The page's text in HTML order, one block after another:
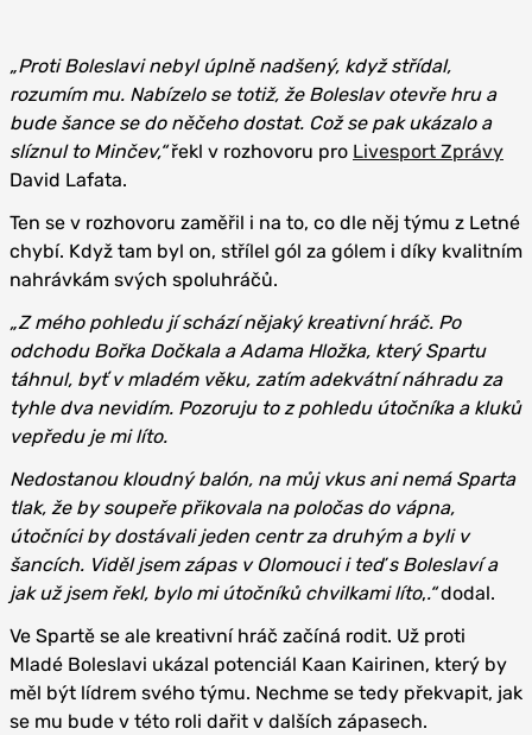
„Proti Boleslavi nebyl úplně nadšený, když střídal,
rozumím mu. Nabízelo se totiž, že Boleslav otevře hru a
bude šance se do něčeho dostat. Což se pak ukázalo a
slíznul to Minčev,“řekl v rozhovoru pro Livesport Zprávy
David Lafata.
Ten se v rozhovoru zaměřil i na to, co dle něj týmu z Letné
chybí. Když tam byl on, střílel gól za gólem i díky kvalitním
nahrávkám svých spoluhráčů.
„Z mého pohledu jí schází nějaký kreativní hráč. Po
odchodu Bořka Dočkala a Adama Hložka, který Spartu
táhnul, byť v mladém věku, zatím adekvátní náhradu za
tyhle dva nevidím. Pozoruju to z pohledu útočníka a kluků
vepředu je mi líto.
Nedostanou kloudný balón, na můj vkus ani nemá Sparta
tlak, že by soupeře přikovala na poločas do vápna,
útočníci by dostávali jeden centr za druhým a byli v
šancích. Viděl jsem zápas v Olomouci i teď s Boleslaví a
jak už jsem řekl, bylo mi útočníků chvilkami líto,.“dodal.
Ve Spartě se ale kreativní hráč začíná rodit. Už proti
Mladé Boleslavi ukázal potenciál Kaan Kairinen, který by
měl být lídrem svého týmu. Nechme se tedy překvapit, jak
se mu bude v této roli dařit v dalších zápasech.